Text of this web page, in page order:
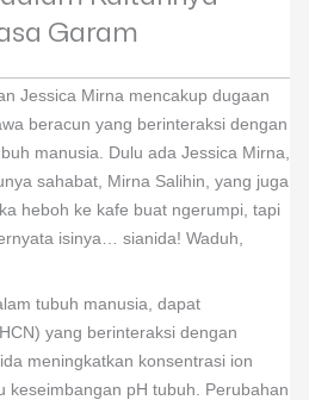
Garam
Jessica Mirna mencakup dugaan
beracun yang berinteraksi dengan
manusia. Dulu ada Jessica Mirna,
sahabat, Mirna Salihin, yang juga
heboh ke kafe buat ngerumpi, tapi
isinya… sianida! Waduh,
tubuh manusia, dapat
yang berinteraksi dengan
meningkatkan konsentrasi ion
keseimbangan pH tubuh. Perubahan